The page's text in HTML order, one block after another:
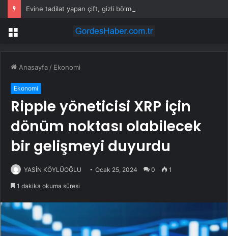
Menü
Anasayfa / Ekonomi
Ekonomi
Ripple yöneticisi XRP için
dönüm noktası olabilecek
bir gelişmeyi duyurdu
YASİN KÖYLÜOĞLU Ocak 25, 2024 0 1
1 dakika okuma süresi